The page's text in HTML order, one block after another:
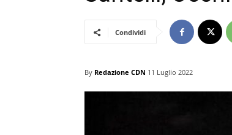
Condividi
By Redazione CDN 11 Luglio 2022